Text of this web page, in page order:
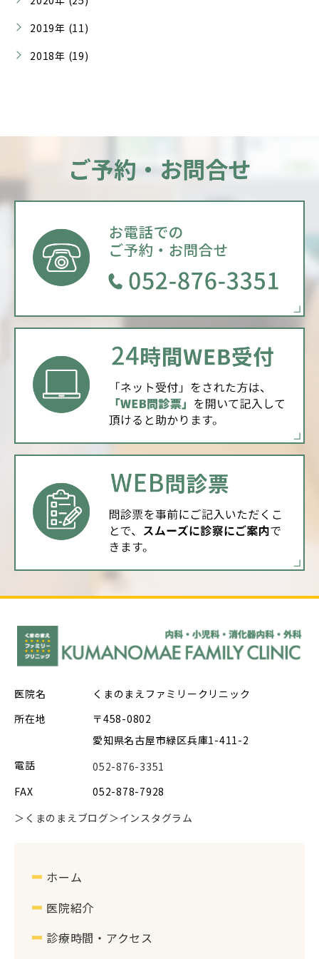
2019年 (11)
2018年 (19)
ご予約・お問合せ
医院名
くまのまえファミリークリニック
所在地
〒458-0802
愛知県名古屋市緑区兵庫1-411-2
電話
052-876-3351
FAX
052-878-7928
＞くまのまえブログ＞インスタグラム
ホーム
医院紹介
診療時間・アクセス